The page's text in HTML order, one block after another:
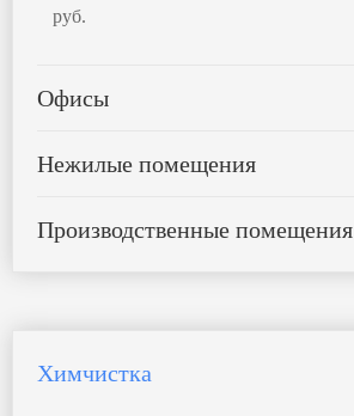
руб.
Офисы
Нежилые помещения
Производственные помещения
Химчистка